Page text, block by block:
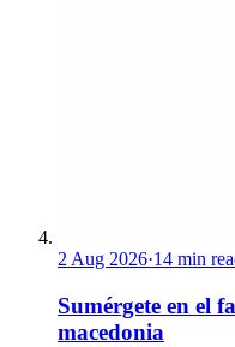
2 Aug 2026·14 min
Sumérgete en el
macedonia